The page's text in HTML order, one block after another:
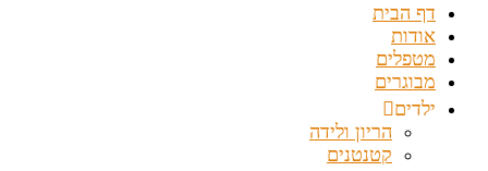
דף הבית
אודות
מטפלים
מבוגרים
ילדים
הריון ולידה
קטנטנים